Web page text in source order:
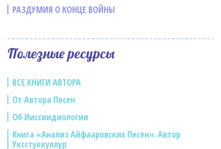
РАЗДУМИЯ О КОНЦЕ ВОЙНЫ
Полезные ресурсы
ВСЕ КНИГИ АВТОРА
От Автора Песен
Об Ииссиидиологии
Книга «Анализ Айфааровских Песен». Автор
Уксстуккуллур